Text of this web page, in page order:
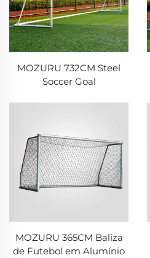
MOZURU 732CM Steel
Soccer Goal
MOZURU 365CM Baliza
de Futebol em Alumínio